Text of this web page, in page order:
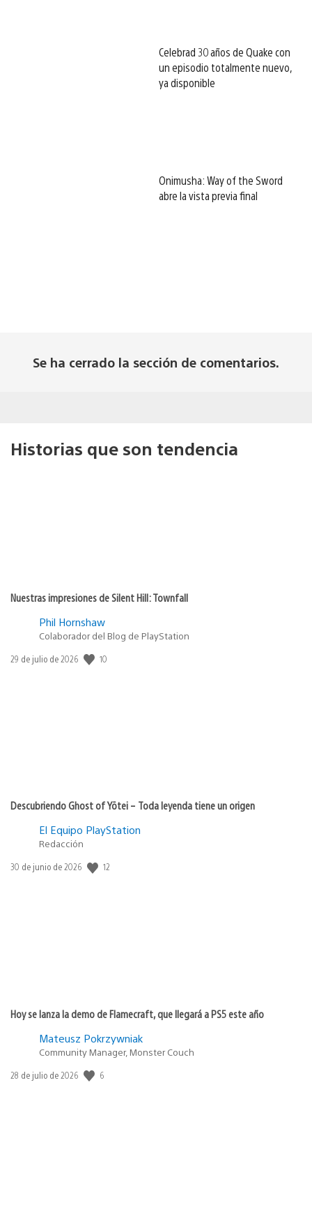
Celebrad 30 años de Quake con
un episodio totalmente nuevo,
ya disponible
Onimusha: Way of the Sword
abre la vista previa final
Se ha cerrado la sección de comentarios.
Historias que son tendencia
Nuestras impresiones de Silent Hill: Townfall
Phil Hornshaw
Colaborador del Blog de PlayStation
Fecha
29 de julio de 2026 10
Descubriendo Ghost of Yōtei – Toda leyenda tiene un origen
El Equipo PlayStation
Redacción
Fecha
30 de junio de 2026 12
Hoy se lanza la demo de Flamecraft, que llegará a PS5 este año
Mateusz Pokrzywniak
Community Manager, Monster Couch
Fecha
28 de julio de 2026 6